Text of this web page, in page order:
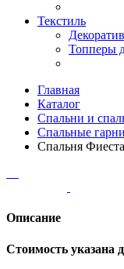
Текстиль
Топперы
Главная
Каталог
Спальни и
Спальные
Спальня
Описание
Стоимость указана